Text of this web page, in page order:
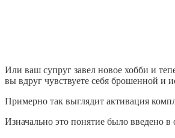
Или ваш супруг завел новое хобби и
вы вдруг чувствуете себя брошенной и
Примерно так выглядит активация
Изначально это понятие было введено